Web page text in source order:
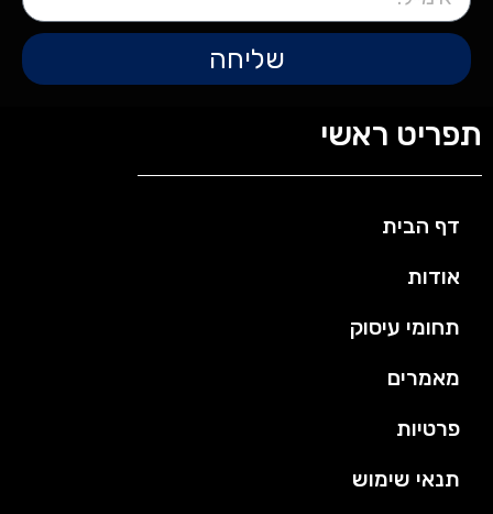
שליחה
תפריט ראשי
דף הבית
אודות
תחומי עיסוק
מאמרים
פרטיות
תנאי שימוש